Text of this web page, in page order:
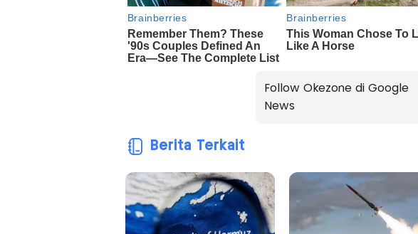
Follow Okezone di Google
News
Berita Terkait